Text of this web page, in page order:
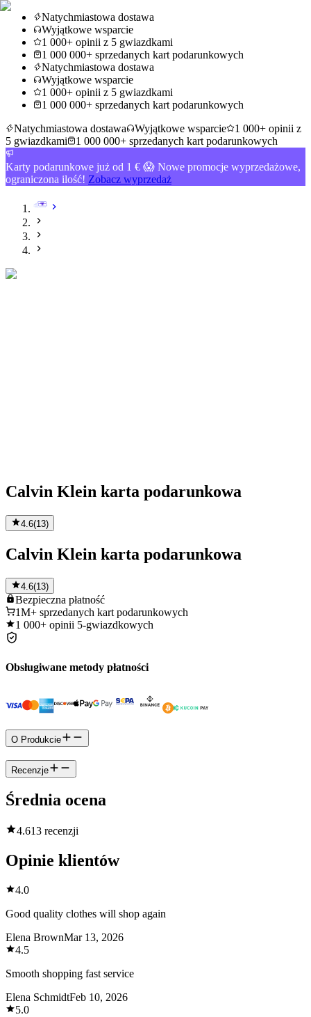
Natychmiastowa dostawa
Wyjątkowe wsparcie
1 000+ opinii z 5 gwiazdkami
1 000 000+ sprzedanych kart podarunkowych
Natychmiastowa dostawa
Wyjątkowe wsparcie
1 000+ opinii z 5 gwiazdkami
1 000 000+ sprzedanych kart podarunkowych
Natychmiastowa dostawa
Wyjątkowe wsparcie
1 000+ opinii z
5 gwiazdkami
1 000 000+ sprzedanych kart podarunkowych
Karty podarunkowe już od 1 € 😱 Nowe promocje wyprzedażowe,
ograniczona ilość! Zobacz wyprzedaż
Calvin Klein karta podarunkowa
4.6(13)
Calvin Klein karta podarunkowa
4.6(13)
Bezpieczna płatność
1M+ sprzedanych kart podarunkowych
1 000+ opinii 5-gwiazdkowych
Obsługiwane metody płatności
O Produkcie
Recenzje
Średnia ocena
4.613 recenzji
Opinie klientów
4.0
Good quality clothes will shop again
Elena BrownMar 13, 2026
4.5
Smooth shopping fast service
Elena SchmidtFeb 10, 2026
5.0